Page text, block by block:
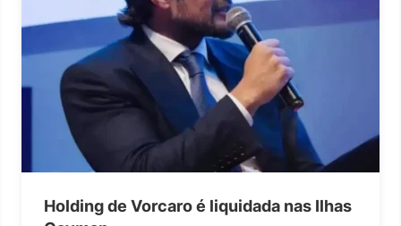
Holding de Vorcaro é liquidada nas Ilhas